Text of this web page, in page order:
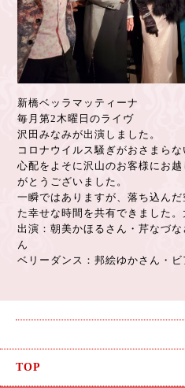
新橋ベッラマッティーナ
毎月第2木曜日のライヴ
沢田みなみが出演しました。
コロナウイルス騒ぎがおさまらな
心配をよそに沢山のお客様にお
がとうございました。
一瞬ではありますが、落ち込ん
た幸せな時間を共有できました。
出演：朝美かほるさん・芹なづ
ん
ベリーダンス：邦絵ゆかさん・
TOP